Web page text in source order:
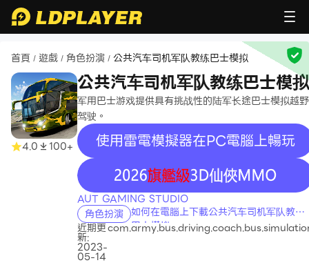
首頁 / 遊戲 / 角色扮演 / 公共汽车司机军队教练巴士模拟
4.0 100+
公共汽车司机军队教练巴士模拟
军用巴士游戏提供具有挑战性的陆军长途巴士模拟越野
驾驶。
使用雷電模擬器在PC電腦上暢玩
recommend
AUT GAMING STUDIO
角色扮演 如何在電腦上下載公共汽车司机军队教练
巴士模拟
近期更
新:
2023-
05-14